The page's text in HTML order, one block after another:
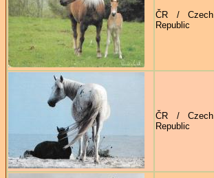
ČR / Czech
Republic
ČR / Czech
Republic